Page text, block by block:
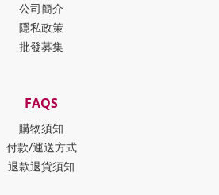
公司簡介
隱私政策
批發募集
FAQS
購物須知
付款/運送方式
退款退貨須知